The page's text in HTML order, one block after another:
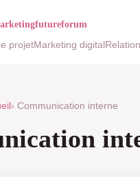
projetMarketing digital
› Communication interne